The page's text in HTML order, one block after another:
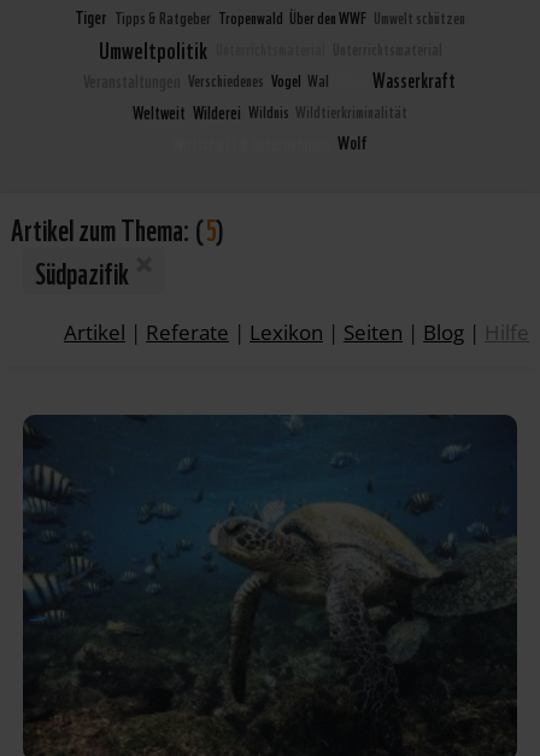
Tiger Tipps & Ratgeber Tropenwald Über den WWF Umwelt schützen
Umweltpolitik
Verschiedenes Vogel Wal Wasserkraft
Weltweit Wilderei Wildnis Wildtierkriminalität
Wolf
Artikel zum Thema:(5)
Südpazifik
Artikel | Referate | Lexikon | Seiten | Blog | Hilfe